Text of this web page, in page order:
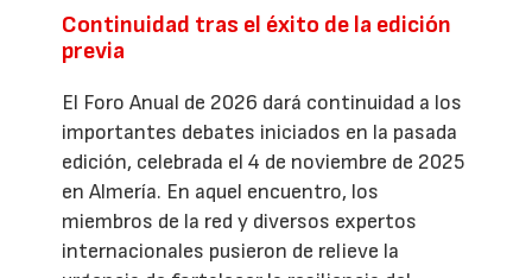
Continuidad tras el éxito de la edición
previa
El Foro Anual de 2026 dará continuidad a los
importantes debates iniciados en la pasada
edición, celebrada el 4 de noviembre de 2025
en Almería. En aquel encuentro, los
miembros de la red y diversos expertos
internacionales pusieron de relieve la